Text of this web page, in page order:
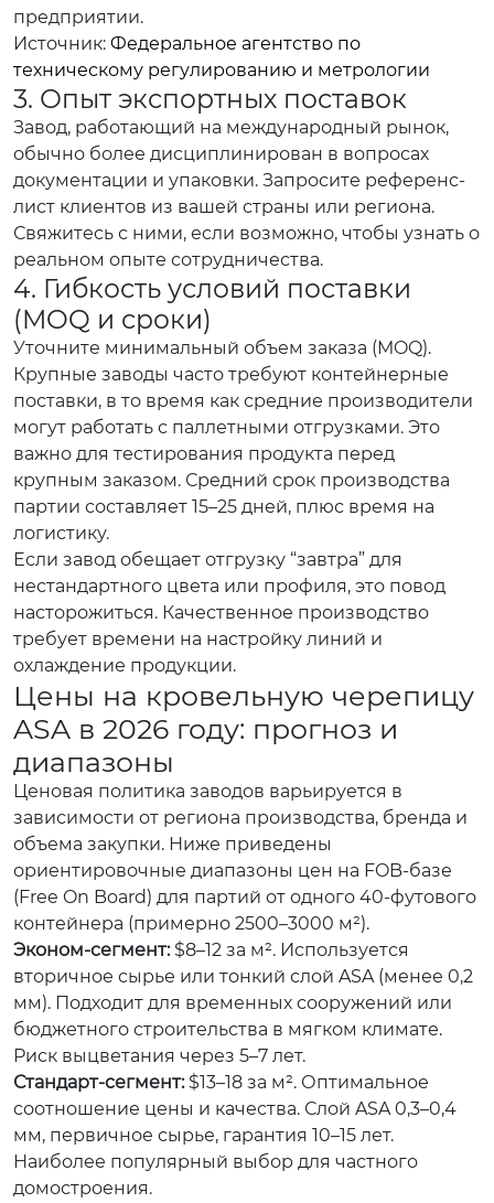
предприятии.
Источник: Федеральное агентство по
техническому регулированию и метрологии
3. Опыт экспортных поставок
Завод, работающий на международный рынок,
обычно более дисциплинирован в вопросах
документации и упаковки. Запросите референс-
лист клиентов из вашей страны или региона.
Свяжитесь с ними, если возможно, чтобы узнать о
реальном опыте сотрудничества.
4. Гибкость условий поставки
(MOQ и сроки)
Уточните минимальный объем заказа (MOQ).
Крупные заводы часто требуют контейнерные
поставки, в то время как средние производители
могут работать с паллетными отгрузками. Это
важно для тестирования продукта перед
крупным заказом. Средний срок производства
партии составляет 15–25 дней, плюс время на
логистику.
Если завод обещает отгрузку “завтра” для
нестандартного цвета или профиля, это повод
насторожиться. Качественное производство
требует времени на настройку линий и
охлаждение продукции.
Цены на кровельную черепицу
ASA в 2026 году: прогноз и
диапазоны
Ценовая политика заводов варьируется в
зависимости от региона производства, бренда и
объема закупки. Ниже приведены
ориентировочные диапазоны цен на FOB-базе
(Free On Board) для партий от одного 40-футового
контейнера (примерно 2500–3000 м²).
Эконом-сегмент:$8–12 за м². Используется
вторичное сырье или тонкий слой ASA (менее 0,2
мм). Подходит для временных сооружений или
бюджетного строительства в мягком климате.
Риск выцветания через 5–7 лет.
Стандарт-сегмент:$13–18 за м². Оптимальное
соотношение цены и качества. Слой ASA 0,3–0,4
мм, первичное сырье, гарантия 10–15 лет.
Наиболее популярный выбор для частного
домостроения.